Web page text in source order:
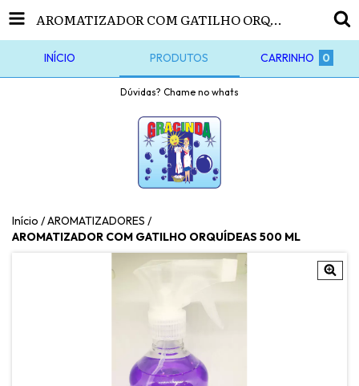
AROMATIZADOR COM GATILHO ORQUÍDEAS 500 ML
INÍCIO PRODUTOS CARRINHO 0
Dúvidas? Chame no whats
Início /AROMATIZADORES /
AROMATIZADOR COM GATILHO ORQUÍDEAS 500 ML